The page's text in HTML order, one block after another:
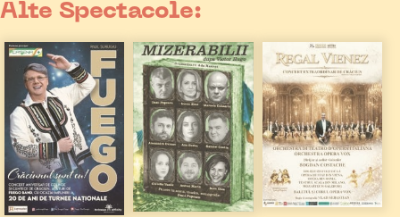
Alte Spectacole: